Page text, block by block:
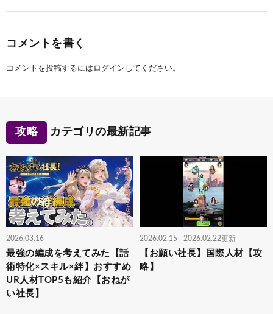
コメントを書く
コメントを投稿するには ログイン してください。
攻略 カテゴリの最新記事
2026.03.16
最強の編成を考えてみた【話
術特化×スキル×絆】おすすめ
UR人材TOP5も紹介【おねが
い社長】
2026.02.15 2026.02.22更新
【お願い社長】国際人材【攻
略】